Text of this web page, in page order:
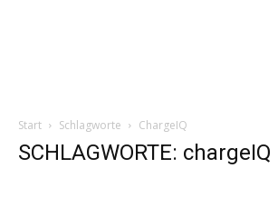
Start Schlagworte ChargeIQ
SCHLAGWORTE: chargeIQ